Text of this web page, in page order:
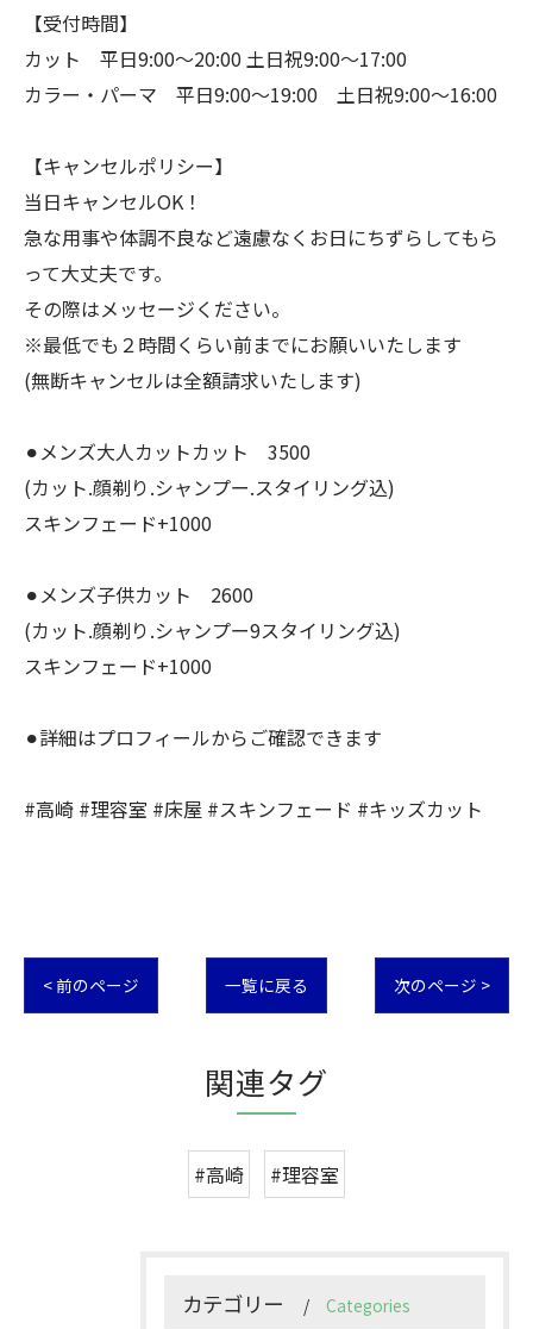
【受付時間】
カット 平日9:00〜20:00 土日祝9:00〜17:00
カラー・パーマ 平日9:00〜19:00 土日祝9:00〜16:00
【キャンセルポリシー】
当日キャンセルOK！
急な用事や体調不良など遠慮なくお日にちずらしてもら
って大丈夫です。
その際はメッセージください。
※最低でも２時間くらい前までにお願いいたします
(無断キャンセルは全額請求いたします)
⚫︎メンズ大人カットカット 3500
(カット.顔剃り.シャンプー.スタイリング込)
スキンフェード+1000
⚫︎メンズ子供カット 2600
(カット.顔剃り.シャンプー9スタイリング込)
スキンフェード+1000
⚫︎詳細はプロフィールからご確認できます
#高崎 #理容室 #床屋 #スキンフェード #キッズカット
< 前のページ 一覧に戻る 次のページ >
関連タグ
#高崎 #理容室
カテゴリー Categories